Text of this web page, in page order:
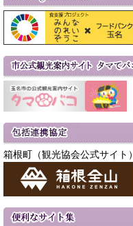
箱根町（観光協会公式サイト）